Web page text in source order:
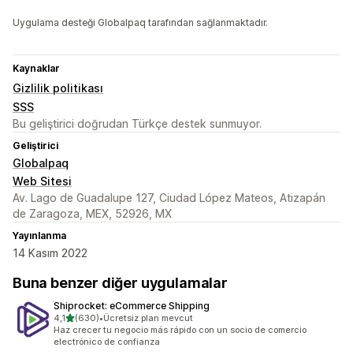
Uygulama desteği Globalpaq tarafından sağlanmaktadır.
Kaynaklar
Gizlilik politikası
SSS
Bu geliştirici doğrudan Türkçe destek sunmuyor.
Geliştirici
Globalpaq
Web Sitesi
Av. Lago de Guadalupe 127, Ciudad López Mateos, Atizapán
de Zaragoza, MEX, 52926, MX
Yayınlanma
14 Kasım 2022
Buna benzer diğer uygulamalar
Shiprocket: eCommerce Shipping
4,15 yıldız üzerinden
(630)
toplam 630 değerlendirme
•Ücretsiz plan mevcut
Haz crecer tu negocio más rápido con un socio de comercio
electrónico de confianza